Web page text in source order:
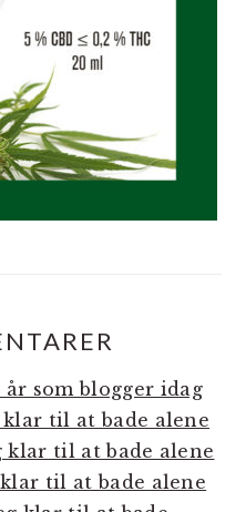
år som blogger idag
til at bade alene
klar til at bade alene
til at bade alene